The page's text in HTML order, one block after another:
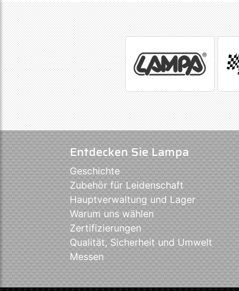
Entdecken Sie Lampa
Geschichte
Zubehör für Leidenschaft
Hauptverwaltung und Lager
Warum uns wählen
Zertifizierungen
Qualität, Sicherheit und Umwelt
Messen